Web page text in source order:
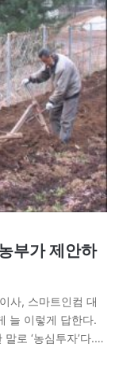
부가 제안하
사, 스마트인컴 대
늘 이렇게 답한다.
로 ‘농심투자’다.
기에 앞서 반드시